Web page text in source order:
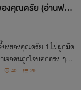
องคุณตรัย (อ่านฟรีถึ
ยงของคุณตรัย 1.ไม่ผูกมัด
จอคนถูกใจบอกตรง ๆ
ายถึงสนองฉันตอนที่ต้อง
40 29